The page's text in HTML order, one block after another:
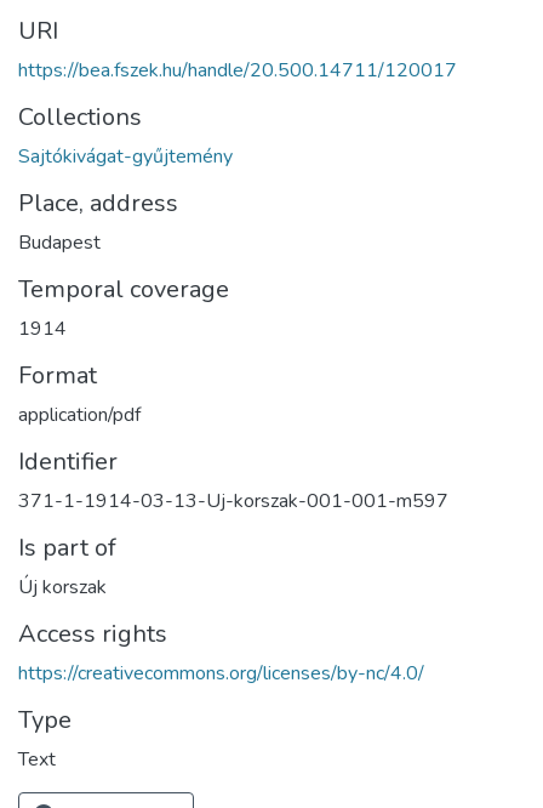
URI
https://bea.fszek.hu/handle/20.500.14711/120017
Collections
Sajtókivágat-gyűjtemény
Place, address
Budapest
Temporal coverage
1914
Format
application/pdf
Identifier
371-1-1914-03-13-Uj-korszak-001-001-m597
Is part of
Új korszak
Access rights
https://creativecommons.org/licenses/by-nc/4.0/
Type
Text